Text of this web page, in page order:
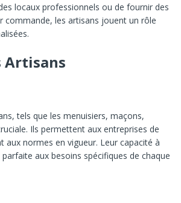
locaux professionnels ou de fournir des
commande, les artisans jouent un rôle
Artisans
tels que les menuisiers, maçons,
Ils permettent aux entreprises de
aux normes en vigueur. Leur capacité à
aux besoins spécifiques de chaque